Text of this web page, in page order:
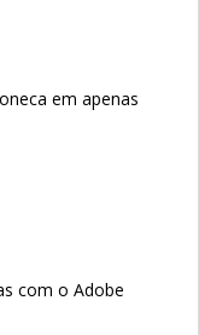
em apenas
com o Adobe